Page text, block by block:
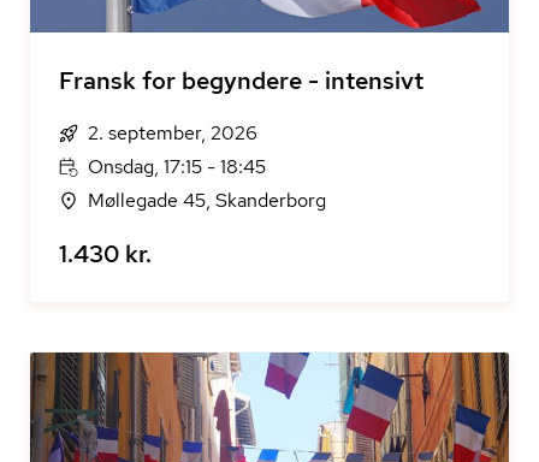
Fransk for begyndere - intensivt
2. september, 2026
Onsdag, 17:15 - 18:45
Møllegade 45, Skanderborg
1.430 kr.